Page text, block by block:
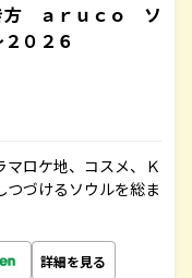
方 ａｒｕｃｏ ソ
０２６
ロケ地、コスメ、Ｋ
つづけるソウルを総ま
詳細を見る